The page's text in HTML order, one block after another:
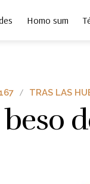
Homo sum
TRAS LAS
beso